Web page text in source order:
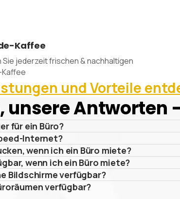
Kaffee
Sie jederzeit frischen & nachhaltigen
und Vorteile
unsere Antworten
für ein Büro?
Internet?
wenn ich ein Büro miete?
wenn ich ein Büro miete?
Bildschirme verfügbar?
verfügbar?